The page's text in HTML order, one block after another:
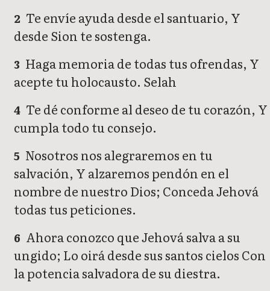
2 Te envíe ayuda desde el santuario, Y
desde Sion te sostenga.
3 Haga memoria de todas tus ofrendas, Y
acepte tu holocausto. Selah
4 Te dé conforme al deseo de tu corazón, Y
cumpla todo tu consejo.
5 Nosotros nos alegraremos en tu
salvación, Y alzaremos pendón en el
nombre de nuestro Dios; Conceda Jehová
todas tus peticiones.
6 Ahora conozco que Jehová salva a su
ungido; Lo oirá desde sus santos cielos Con
la potencia salvadora de su diestra.